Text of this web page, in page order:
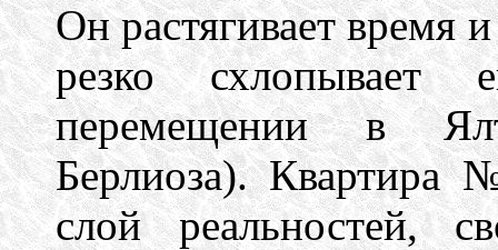
Он растягивает время
резко
перемещении в
Берлиоза). Квартира
слой реальностей,